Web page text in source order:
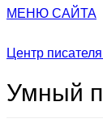
МЕНЮ САЙТА
Центр
Умный